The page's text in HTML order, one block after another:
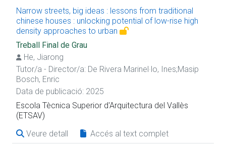
Narrow streets, big ideas : lessons from traditional
chinese houses : unlocking potential of low-rise high
density approaches to urban
Treball Final de Grau
He, Jiarong
Tutor/a - Director/a: De Rivera Marinel·lo, Ines;Masip
Bosch, Enric
Data de publicació: 2025
Escola Tècnica Superior d'Arquitectura del Vallès
(ETSAV)
Veure detall
Accés al text complet